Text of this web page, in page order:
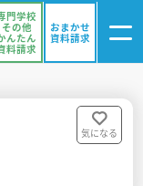
資料リスト
門学校
その他
んたん
料請求
おまかせ
資料請求
気になる